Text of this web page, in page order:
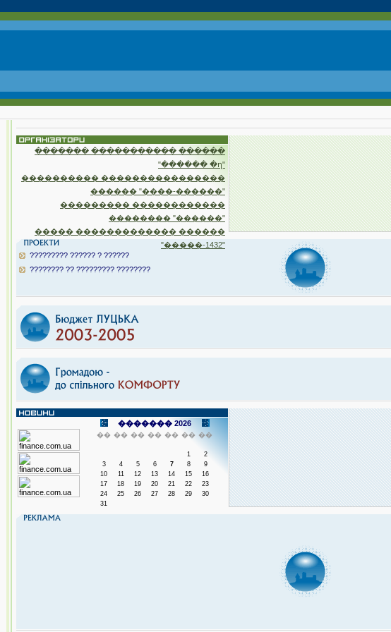
������� ����������� ������
"������ �ղ"
���������� ����������������
������ "����-������"
��������� ������������
�������� "������"
����� ������������� ������
"�����-1432"
????????? ?????? ? ??????
???????? ?? ????????? ????????
������� 2026
�� �� �� �� �� �� ��
1
2
3
4 5 6 7 8
9
10
11 12 13 14 15
16
17
18 19 20 21 22
23
24
25 26 27 28 29
30
31